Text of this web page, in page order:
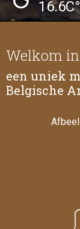
16.6C°
Welkom
een uniek
Belgische